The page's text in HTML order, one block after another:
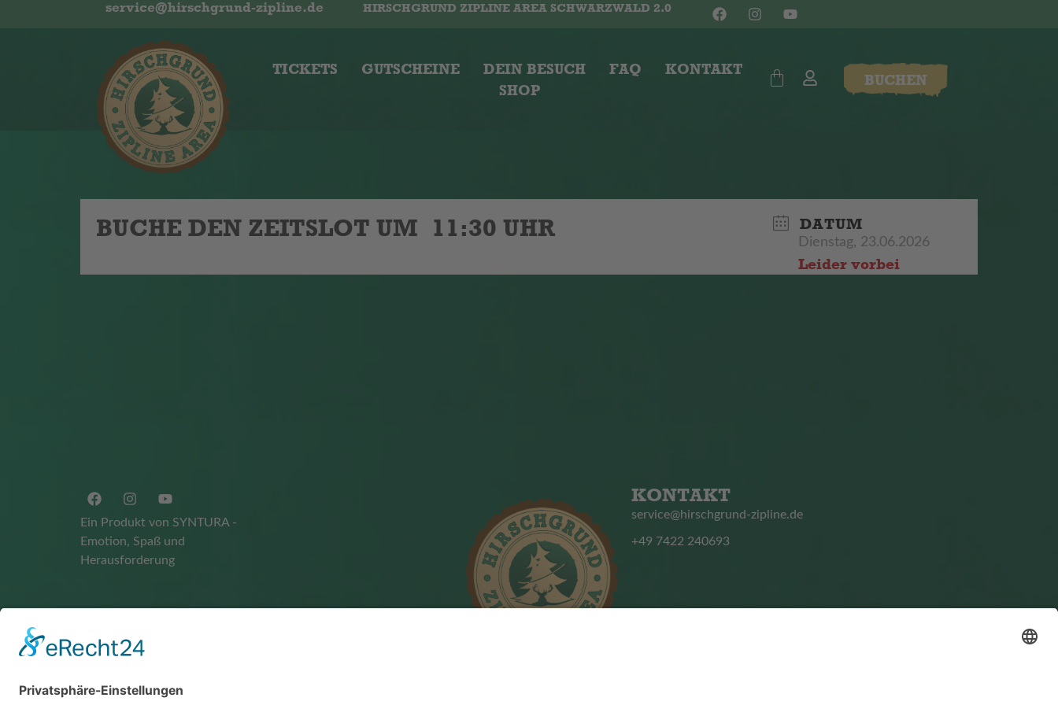
service@hirschgrund-zipline.de HIRSCHGRUND ZIPLINE AREA SCHWARZWALD 2.0
TICKETS GUTSCHEINE DEIN BESUCH FAQ
KONTAKT
SHOP
BUCHEN
BUCHE DEN ZEITSLOT UM 11:30 UHR DATUM
Dienstag, 23.06.2026
Leider vorbei
Ein Produkt von SYNTURA -
Emotion, Spaß und
Herausforderung
KONTAKT
service@hirschgrund-zipline.de
+49 7422 240693